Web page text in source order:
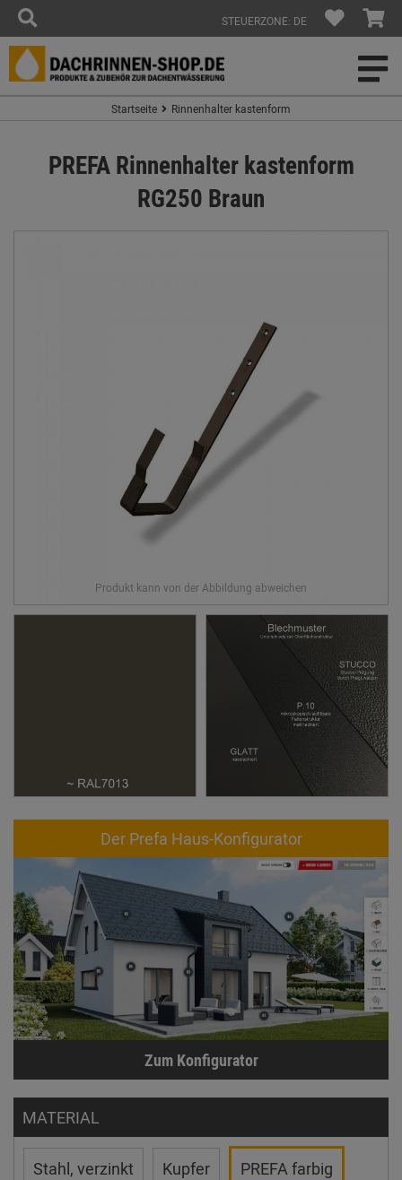
STEUERZONE: DE
Startseite Rinnenhalter kastenform
PREFA Rinnenhalter kastenform
RG250 Braun
Der Prefa Haus-Konfigurator
Zum Konfigurator
MATERIAL
Stahl, verzinkt Kupfer PREFA farbig